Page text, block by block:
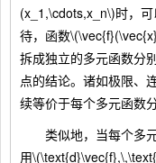
(x_1,\cdots,x_n\)时，
待，函数
拆成独立的多元函数分
点的结论。诸如极限、
续等价于每个多元函数
类似地，当每个多元
用